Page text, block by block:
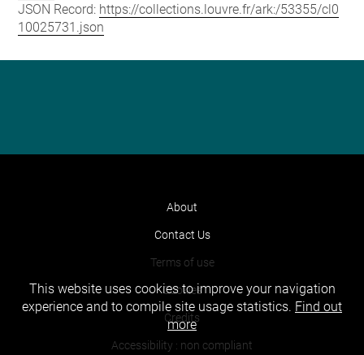
JSON Record: https://collections.louvre.fr/ark:/53355/cl0
10025731.json
About
Contact Us
Terms of use
Cookies
Credits
Accessibility : non compliant
This website uses cookies to improve your navigation
experience and to compile site usage statistics. Find out
more